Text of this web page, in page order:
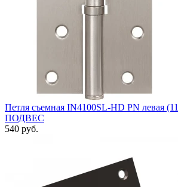
Петля съемная IN4100SL-HD PN левая
ПОДВЕС
540 руб.